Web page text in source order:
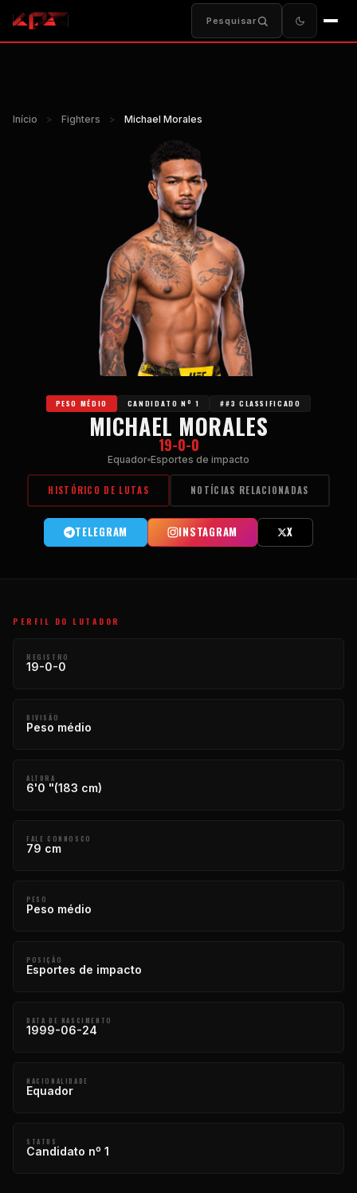
Pesquisar
Início > Fighters > Michael Morales
PESO MÉDIO CANDIDATO Nº 1 ##3 CLASSIFICADO
MICHAEL MORALES
19-0-0
Equador Esportes de impacto
HISTÓRICO DE LUTAS NOTÍCIAS RELACIONADAS
TELEGRAM INSTAGRAM X
PERFIL DO LUTADOR
REGISTRO
19-0-0
DIVISÃO
Peso médio
ALTURA
6'0 "(183 cm)
FALE CONNOSCO
79 cm
PESO
Peso médio
POSIÇÃO
Esportes de impacto
DATA DE NASCIMENTO
1999-06-24
NACIONALIDADE
Equador
STATUS
Candidato nº 1